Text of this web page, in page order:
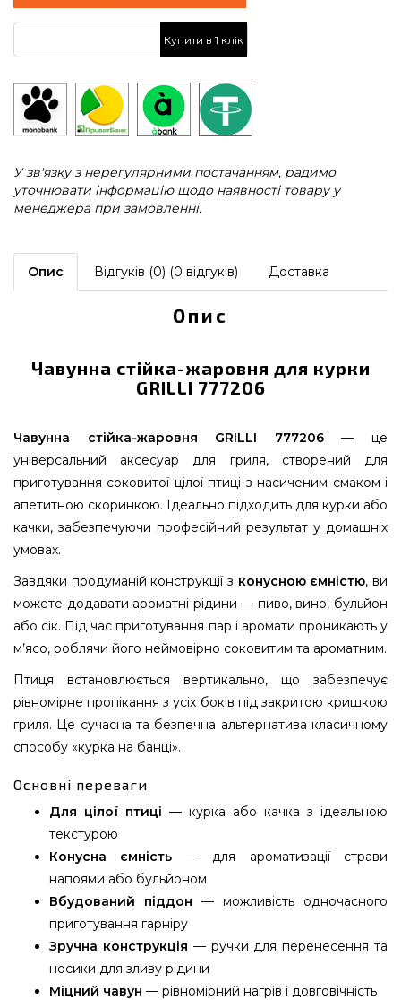
Купити в 1 клік
У зв'язку з нерегулярними постачанням, радимо
уточнювати інформацію щодо наявності товару у
менеджера при замовленні.
Опис Відгуків (0) (0 відгуків) Доставка
Опис
Чавунна стійка-жаровня для курки
GRILLI 777206
Чавунна стійка-жаровня GRILLI 777206— це
універсальний аксесуар для гриля, створений для
приготування соковитої цілої птиці з насиченим смаком і
апетитною скоринкою. Ідеально підходить для курки або
качки, забезпечуючи професійний результат у домашніх
умовах.
Завдяки продуманій конструкції з конусною ємністю, ви
можете додавати ароматні рідини — пиво, вино, бульйон
або сік. Під час приготування пар і аромати проникають у
м’ясо, роблячи його неймовірно соковитим та ароматним.
Птиця встановлюється вертикально, що забезпечує
рівномірне пропікання з усіх боків під закритою кришкою
гриля. Це сучасна та безпечна альтернатива класичному
способу «курка на банці».
Основні переваги
Для цілої птиці — курка або качка з ідеальною
текстурою
Конусна ємність — для ароматизації страви
напоями або бульйоном
Вбудований піддон — можливість одночасного
приготування гарніру
Зручна конструкція — ручки для перенесення та
носики для зливу рідини
Міцний чавун — рівномірний нагрів і довговічність